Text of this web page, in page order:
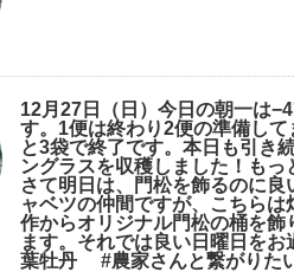
12月27日（日）今日の朝一は
す。1便は終わり2便の準備し
と3袋で終了です。本日も引き
ングラスを収穫しました！も
さて明日は、門松を飾るのに
ャベツの仲間ですが、こちら
作からオリジナル門松の桶を
ます。それでは良い日曜日を
葉牡丹 #農家さんと繋がりた